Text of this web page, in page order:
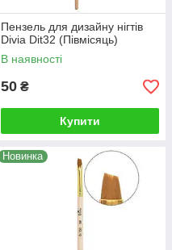
Пензель для дизайну нігтів
Divia Dit32 (Півмісяць)
В наявності
50 ₴
Купити
Новинка